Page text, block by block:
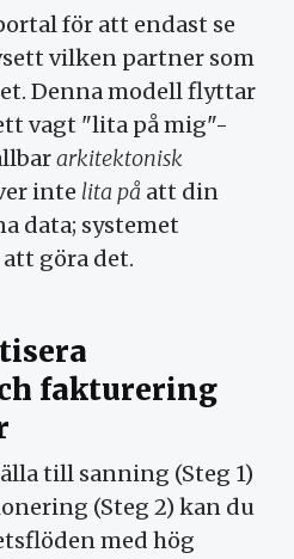
för att endast se
vilken partner som
Denna modell flyttar
vagt "lita på mig"-
arkitektonisk
inte lita på att din
data; systemet
göra det.
fakturering
till sanning (Steg 1)
(Steg 2) kan du
med hög